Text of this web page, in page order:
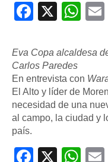
X
Eva Copa alcaldesa
Carlos Paredes
En entrevista con
El Alto y líder de
necesidad de una
al campo, la ciudad y
país.
X